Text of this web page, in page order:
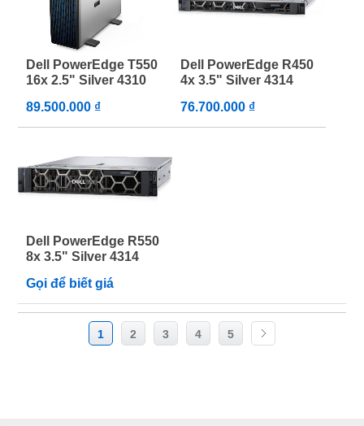
Dell PowerEdge T550
16x 2.5" Silver 4310
89.500.000 ₫
Dell PowerEdge R450
4x 3.5" Silver 4314
76.700.000 ₫
Dell PowerEdge R550
8x 3.5" Silver 4314
Gọi để biết giá
1 2 3 4 5